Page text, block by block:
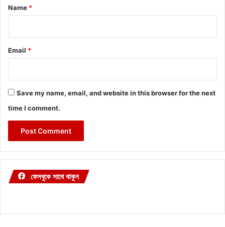
*
Name *
Email *
Save my name, email, and website in this browser for the next
time I comment.
ফেসবুকে সাথে থাকুন